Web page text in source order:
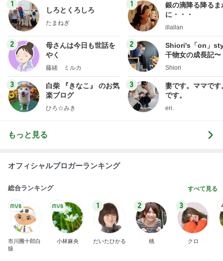
1
しろとくろしろ
たまねぎ
2
母さんは今日も世話を
やく
藤緒 ミルカ
3
白柴 『きなこ』 のお気
楽ブログ
ひろ☆みき
1
銀の滴降る降るま
に・・・
illallan
2
Shiori's「on」
干物女の成長記〜
Shiori
3
妻です。ママです
です。
eri.
もっと見る
オフィシャルブロガーランキング
総合ランキング すべて見る
市川團十郎白
猿
小林麻央
1
だいたひかる
2
桃
3
クロ